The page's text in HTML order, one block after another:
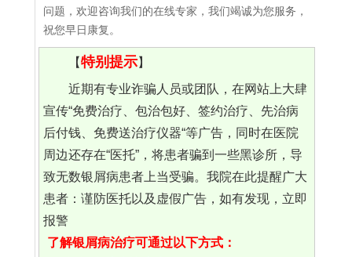
问题，欢迎咨询我们的在线专家，我们竭诚为您服务，
祝您早日康复。
【特别提示】
近期有专业诈骗人员或团队，在网站上大肆
宣传“免费治疗、包治包好、签约治疗、先治病
后付钱、免费送治疗仪器“等广告，同时在医院
周边还存在“医托”，将患者骗到一些黑诊所，导
致无数银屑病患者上当受骗。我院在此提醒广大
患者：谨防医托以及虚假广告，如有发现，立即
报警
了解银屑病治疗可通过以下方式：